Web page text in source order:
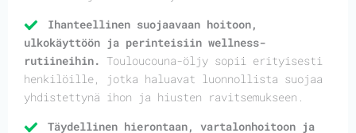
Ihanteellinen suojaavaan hoitoon,
ulkokäyttöön ja perinteisiin wellness-
rutiineihin. Touloucouna-öljy sopii erityisesti
henkilöille, jotka haluavat luonnollista suojaa
yhdistettynä ihon ja hiusten ravitsemukseen.
Täydellinen hierontaan, vartalonhoitoon ja